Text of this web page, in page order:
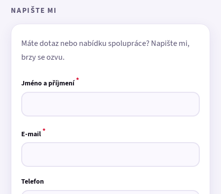
NAPIŠTE MI
Máte dotaz nebo nabídku spolupráce? Napište mi,
brzy se ozvu.
Jméno a příjmení*
E-mail*
Telefon